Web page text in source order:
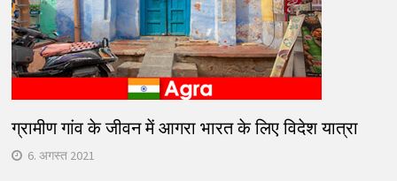
ग्रामीण गांव के जीवन में आगरा भारत के लिए विदेश यात्रा
6. अगस्त 2021